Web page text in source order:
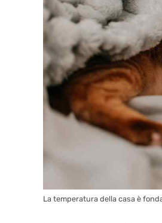
La temperatura della casa è